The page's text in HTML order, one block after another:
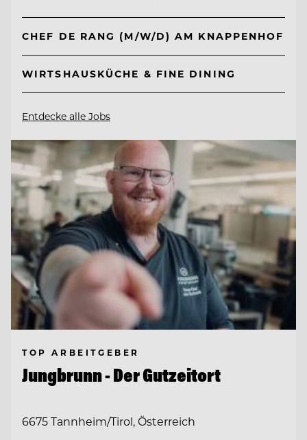
CHEF DE RANG (M/W/D) AM KNAPPENHOF
WIRTSHAUSKÜCHE & FINE DINING
Entdecke alle Jobs
TOP ARBEITGEBER
Jungbrunn - Der Gutzeitort
6675 Tannheim/Tirol, Österreich